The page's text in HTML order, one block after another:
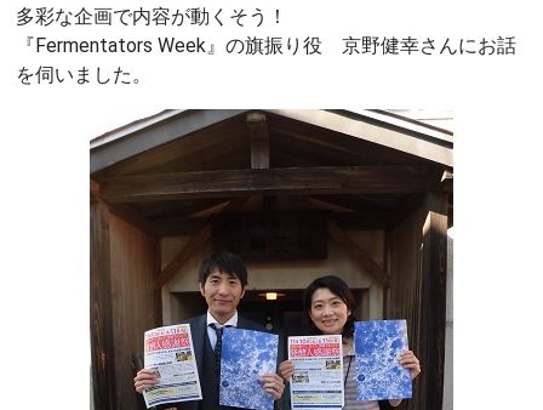
多彩な企画で内容が動くそう！
『Fermentators Week』の旗振り役 京野健幸さんにお話
を伺いました。